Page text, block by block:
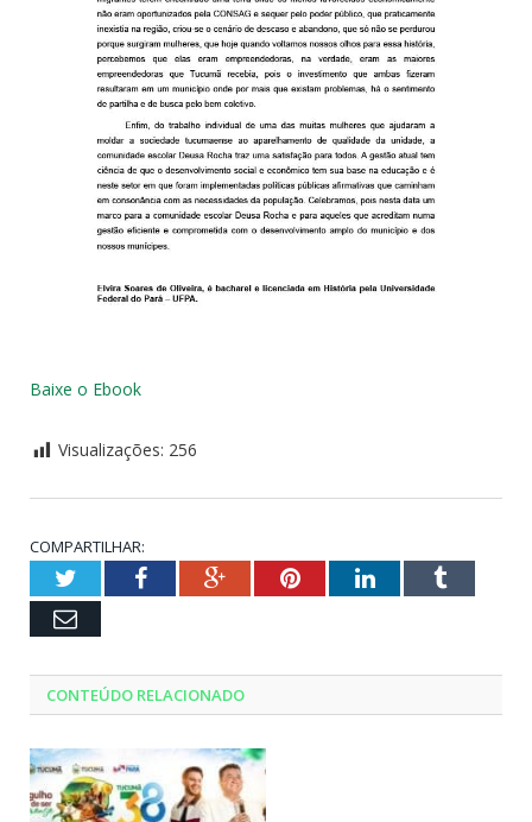
Baixe o Ebook
Visualizações: 256
COMPARTILHAR:
TwitterFacebookGoogle+PinterestLinkedInTumblr
Email
CONTEÚDO RELACIONADO